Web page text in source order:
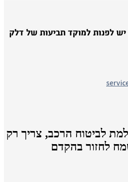
לפנות למוקד תביעות של דלק
לביטוח הרכב,צריך רק
לחזור בהקדם